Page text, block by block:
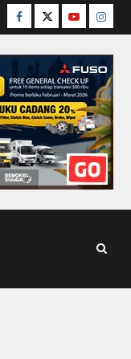
Facebook
TwitterYoutube